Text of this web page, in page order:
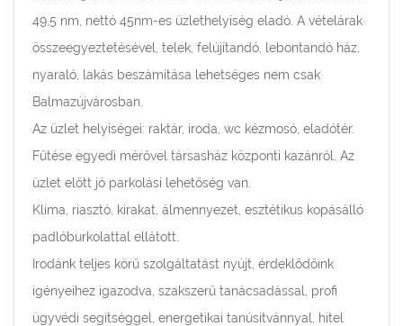
49,5 nm, nettó 45nm-es üzlethelyiség eladó. A vételárak
összeegyeztetésével, telek, felújítandó, lebontandó ház,
nyaraló, lakás beszámítása lehetséges nem csak
Balmazújvárosban.
Az üzlet helyiségei: raktár, iroda, wc kézmosó, eladótér.
Fűtése egyedi mérővel társasház központi kazánról. Az
üzlet előtt jó parkolási lehetőség van.
Klíma, riasztó, kirakat, álmennyezet, esztétikus kopásálló
padlóburkolattal ellátott.
Irodánk teljes körű szolgáltatást nyújt, érdeklődőink
igényeihez igazodva, szakszerű tanácsadással, profi
ügyvédi segítséggel, energetikai tanúsítvánnyal, hitel